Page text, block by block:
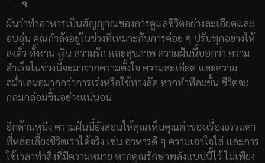
ฝันว่าทำอาหารเป็นสัญญาณของการดูแลชีวิตอย่างละเอียดและ
อบอุ่น คุณกำลังอยู่ในช่วงที่เหมาะกับการค่อย ๆ ปรับทุกอย่างให้
ลงตัว ทั้งงาน เงิน ความรัก และสุขภาพ ความฝันนี้บอกว่า ความ
สำเร็จในช่วงนี้จะมาจากความตั้งใจ ความละเอียด และความ
สม่ำเสมอมากกว่าการเร่งหรือใช้ทางลัด หากทำทีละขั้น ชีวิตจะ
กลมกล่อมขึ้นอย่างแน่นอน
อีกด้านหนึ่ง ความฝันนี้ยังสอนให้คุณเห็นคุณค่าของเรื่องธรรมดา
ที่หล่อเลี้ยงชีวิตเราได้จริง เช่น อาหารดี ๆ ความเอาใจใส่ และการ
ใช้เวลาทำสิ่งที่มีความหมาย หากคุณรักษาพลังแบบนี้ไว้ ไม่เพียง